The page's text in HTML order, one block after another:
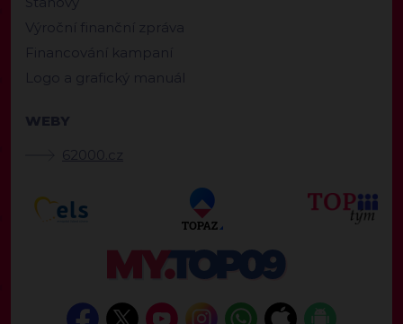
Výroční finanční zpráva
Financování kampaní
Logo a grafický manuál
WEBY
62000.cz